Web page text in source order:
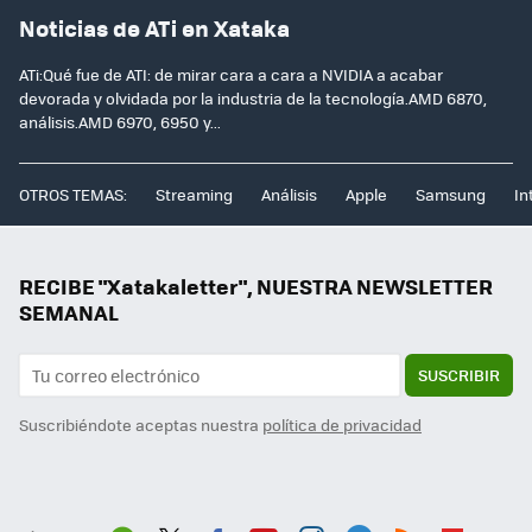
Noticias de ATi en Xataka
ATi:Qué fue de ATI: de mirar cara a cara a NVIDIA a acabar
devorada y olvidada por la industria de la tecnología.AMD 6870,
análisis.AMD 6970, 6950 y...
OTROS TEMAS: Streaming Análisis Apple Samsung
RECIBE "Xatakaletter", NUESTRA NEWSLETTER
SEMANAL
SUSCRIBIR
Suscribiéndote aceptas nuestra política de privacidad